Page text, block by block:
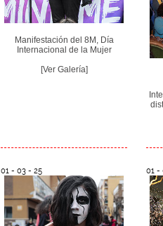
Manifestación del 8M, Día
Internacional de la Mujer
[Ver Galería]
01 - 03 - 25 01 -